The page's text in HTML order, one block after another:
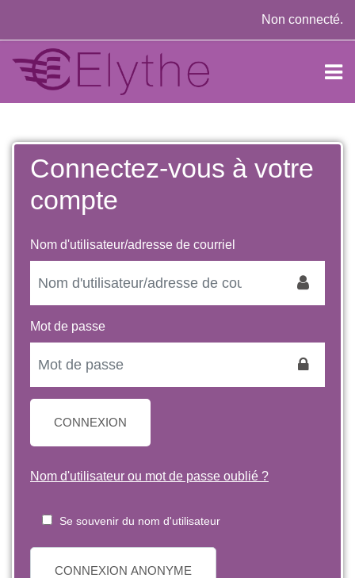
Non connecté.
Procédure de création de compte
Connectez-vous à votre
compte
Nom d'utilisateur/adresse de courriel
Mot de passe
CONNEXION
Nom d'utilisateur ou mot de passe oublié ?
Se souvenir du nom d'utilisateur
CONNEXION ANONYME